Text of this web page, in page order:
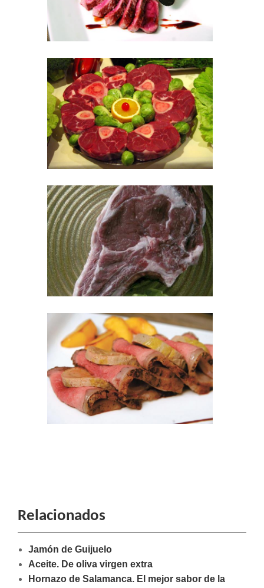
Relacionados
Jamón de Guijuelo
Aceite. De oliva virgen extra
Hornazo de Salamanca. El mejor sabor de la